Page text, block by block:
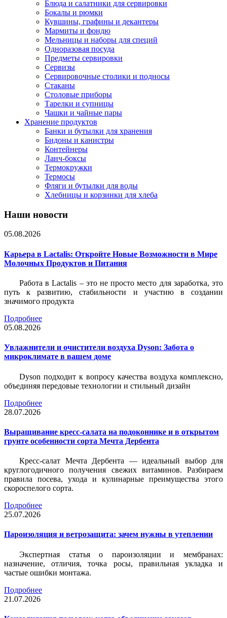
Блюда и салатники для сервировки
Бокалы и рюмки
Кувшины, графины и декантеры
Мармиты и фондю
Мельницы и наборы для специй
Одноразовая посуда
Предметы сервировки
Сервизы
Сервировочные столики и подносы
Стаканы
Столовые приборы
Тарелки и супницы
Чашки и чайные пары
Хранение продуктов
Банки и бутылки для хранения
Бидоны и канистры
Контейнеры
Ланч-боксы
Термокружки
Термосы
Фляги и бутылки для воды
Хлебницы и корзинки для хлеба
Наши новости
05.08.2026
Карьера в Lactalis: Откройте Новые Возможности в Мире
Молочных Продуктов и Питания
Работа в Lactalis – это не просто место для заработка, это
путь к развитию, стабильности и участию в создании
значимого продукта
Подробнее
05.08.2026
Увлажнители и очистители воздуха Dyson: Забота о
микроклимате в вашем доме
Dyson подходит к вопросу качества воздуха комплексно,
объединяя передовые технологии и стильный дизайн
Подробнее
28.07.2026
Выращивание кресс-салата на подоконнике и в открытом
грунте особенности сорта Мечта Дербента
Кресс-салат Мечта Дербента — идеальный выбор для
круглогодичного получения свежих витаминов. Разбираем
правила посева, ухода и кулинарные преимущества этого
скороспелого сорта.
Подробнее
25.07.2026
Пароизоляция и ветрозащита: зачем нужны в утеплении
Экспертная статья о пароизоляции и мембранах:
назначение, отличия, точка росы, правильная укладка и
частые ошибки монтажа.
Подробнее
21.07.2026